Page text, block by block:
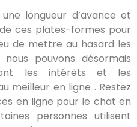
longueur d’avance et
ces plates-formes pour
de mettre au hasard les
pouvons désormais
les intérêts et les
meilleur en ligne . Restez
en ligne pour le chat en
personnes utilisent